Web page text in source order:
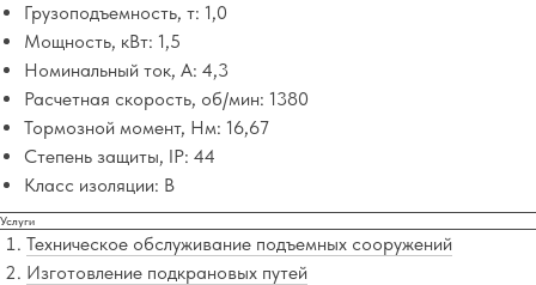
Грузоподъемность, т: 1,0
Мощность, кВт: 1,5
Номинальный ток, А: 4,3
Расчетная скорость, об/мин: 1380
Тормозной момент, Нм: 16,67
Степень защиты, IP: 44
Класс изоляции: B
Услуги
Техническое обслуживание подъемных сооружений
Изготовление подкрановых путей